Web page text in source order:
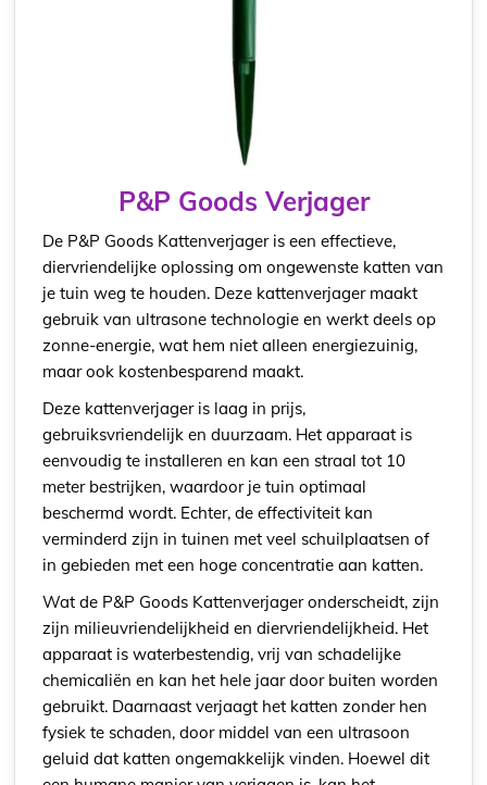
P&P Goods Verjager
De P&P Goods Kattenverjager is een effectieve,
diervriendelijke oplossing om ongewenste katten van
je tuin weg te houden. Deze kattenverjager maakt
gebruik van ultrasone technologie en werkt deels op
zonne-energie, wat hem niet alleen energiezuinig,
maar ook kostenbesparend maakt.
Deze kattenverjager is laag in prijs,
gebruiksvriendelijk en duurzaam. Het apparaat is
eenvoudig te installeren en kan een straal tot 10
meter bestrijken, waardoor je tuin optimaal
beschermd wordt. Echter, de effectiviteit kan
verminderd zijn in tuinen met veel schuilplaatsen of
in gebieden met een hoge concentratie aan katten.
Wat de P&P Goods Kattenverjager onderscheidt, zijn
zijn milieuvriendelijkheid en diervriendelijkheid. Het
apparaat is waterbestendig, vrij van schadelijke
chemicaliën en kan het hele jaar door buiten worden
gebruikt. Daarnaast verjaagt het katten zonder hen
fysiek te schaden, door middel van een ultrasoon
geluid dat katten ongemakkelijk vinden. Hoewel dit